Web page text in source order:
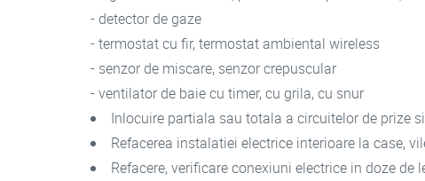
- detector de gaze
- termostat cu fir, termostat ambiental wireless
- senzor de miscare, senzor crepuscular
- ventilator de baie cu timer, cu grila, cu snur
Inlocuire partiala sau totala a circuitelor de prize
Refacerea instalatiei electrice interioare la case,
Refacere, verificare conexiuni electrice in doze de